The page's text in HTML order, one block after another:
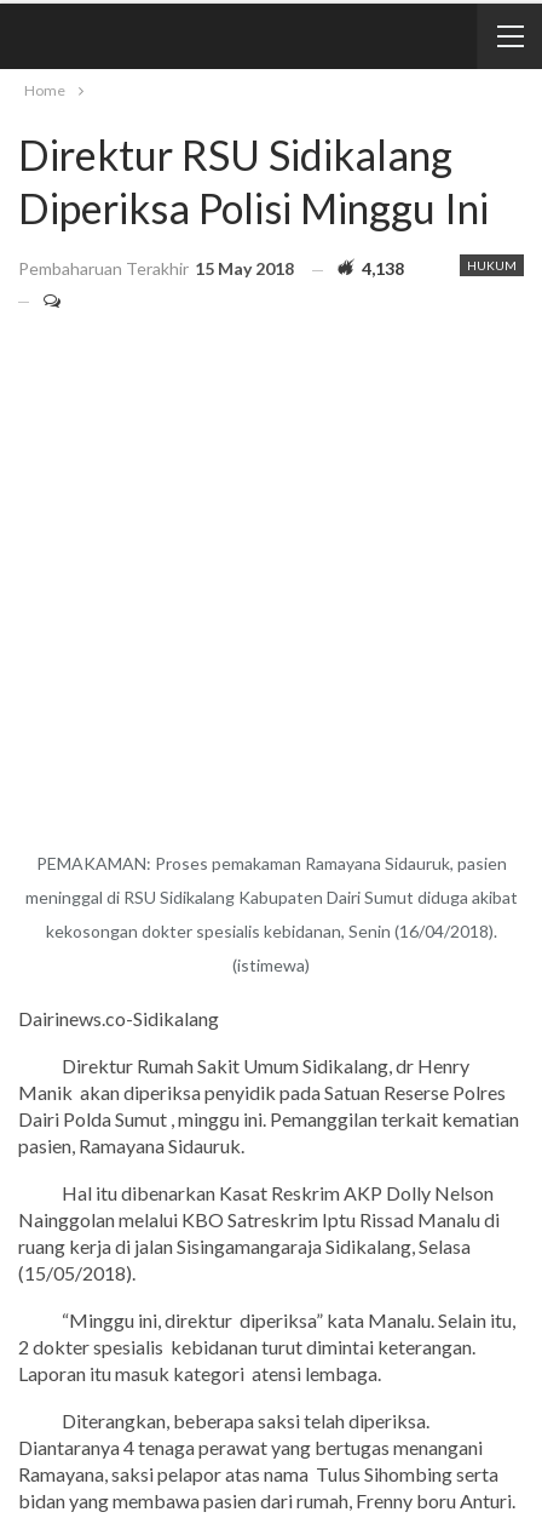
Home
Direktur RSU Sidikalang
Diperiksa Polisi Minggu Ini
HUKUM
Pembaharuan Terakhir 15 May 2018 4,138
PEMAKAMAN: Proses pemakaman Ramayana Sidauruk, pasien
meninggal di RSU Sidikalang Kabupaten Dairi Sumut diduga akibat
kekosongan dokter spesialis kebidanan, Senin (16/04/2018).
(istimewa)
Dairinews.co-Sidikalang
Direktur Rumah Sakit Umum Sidikalang, dr Henry
Manik akan diperiksa penyidik pada Satuan Reserse Polres
Dairi Polda Sumut , minggu ini. Pemanggilan terkait kematian
pasien, Ramayana Sidauruk.
Hal itu dibenarkan Kasat Reskrim AKP Dolly Nelson
Nainggolan melalui KBO Satreskrim Iptu Rissad Manalu di
ruang kerja di jalan Sisingamangaraja Sidikalang, Selasa
(15/05/2018).
“Minggu ini, direktur diperiksa” kata Manalu. Selain itu,
2 dokter spesialis kebidanan turut dimintai keterangan.
Laporan itu masuk kategori atensi lembaga.
Diterangkan, beberapa saksi telah diperiksa.
Diantaranya 4 tenaga perawat yang bertugas menangani
Ramayana, saksi pelapor atas nama Tulus Sihombing serta
bidan yang membawa pasien dari rumah, Frenny boru Anturi.